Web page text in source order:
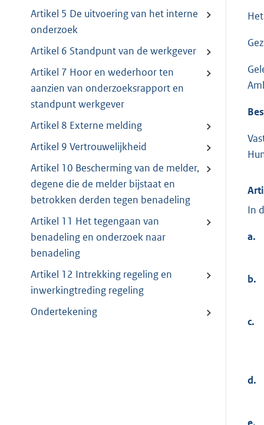
Artikel 5 De uitvoering van het interne
onderzoek
Artikel 6 Standpunt van de werkgever
Artikel 7 Hoor en wederhoor ten
aanzien van onderzoeksrapport en
standpunt werkgever
Artikel 8 Externe melding
Artikel 9 Vertrouwelijkheid
Artikel 10 Bescherming van de melder,
degene die de melder bijstaat en
betrokken derden tegen benadeling
Artikel 11 Het tegengaan van
benadeling en onderzoek naar
benadeling
Artikel 12 Intrekking regeling en
inwerkingtreding regeling
Ondertekening
In
a.
b.
c.
d.